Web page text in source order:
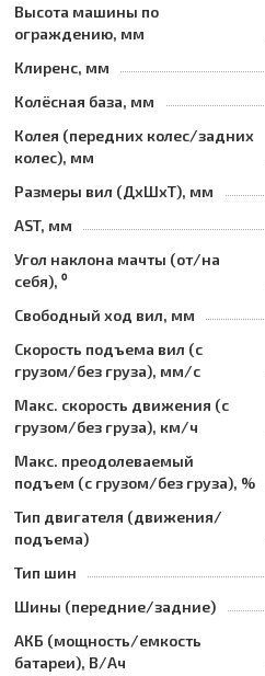
Высота машины по
ограждению, мм
Клиренс, мм
Колёсная база, мм
Колея (передних колес/задних
колес), мм
Размеры вил (ДхШхТ), мм
AST, мм
Угол наклона мачты (от/на
себя), ⁰
Свободный ход вил, мм
Скорость подъема вил (с
грузом/без груза), мм/с
Макс. скорость движения (с
грузом/без груза), км/ч
Макс. преодолеваемый
подъем (с грузом/без груза), %
Тип двигателя (движения/
подъема)
Тип шин
Шины (передние/задние)
АКБ (мощность/емкость
батареи), В/Ач